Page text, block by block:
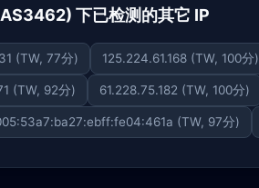
下已检测的其它 IP
(TW, 77分) 125.224.61.168 (TW, 100分)
(TW, 92分) 61.228.75.182 (TW, 100分)
(TW, 97分)